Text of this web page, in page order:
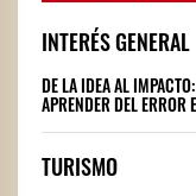
INTERÉS GENERAL
DE LA IDEA AL
APRENDER DEL ERROR
TURISMO